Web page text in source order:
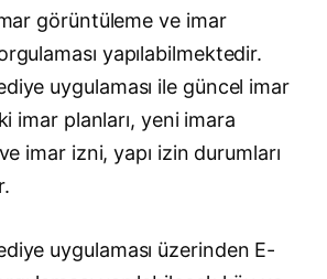
görüntüleme ve imar
yapılabilmektedir.
uygulaması ile güncel imar
imar planları, yeni imara
imar izni, yapı izin durumları
uygulaması üzerinden E-